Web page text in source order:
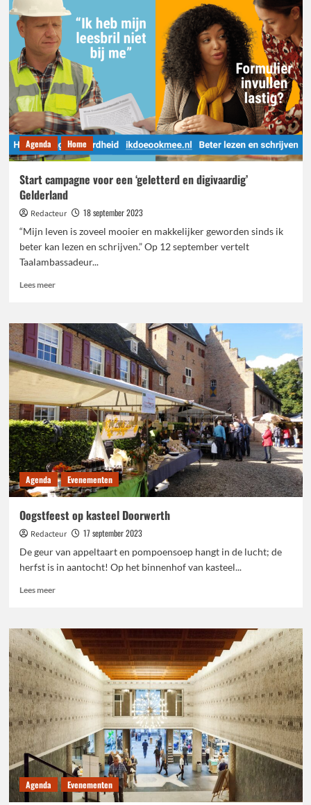
Agenda Home
Start campagne voor een ‘geletterd en digivaardig’
Gelderland
Redacteur
18 september 2023
“Mijn leven is zoveel mooier en makkelijker geworden sinds ik
beter kan lezen en schrijven.” Op 12 september vertelt
Taalambassadeur...
Lees meerLees
Start
campagne
voor
een
‘geletterd
digivaardig’
Gelderland
Agenda Evenementen
Oogstfeest op kasteel Doorwerth
Redacteur
17 september 2023
De geur van appeltaart en pompoensoep hangt in de lucht; de
herfst is in aantocht! Op het binnenhof van kasteel...
Lees meerLees
Oogstfeest
op
kasteel
Doorwerth
Agenda Evenementen